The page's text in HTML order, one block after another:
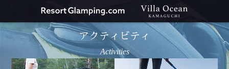
アクティビティ
Activities